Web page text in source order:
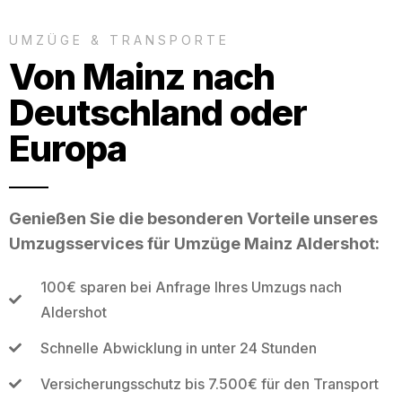
UMZÜGE & TRANSPORTE
Von Mainz nach
Deutschland oder
Europa
Genießen Sie die besonderen Vorteile unseres
Umzugsservices für Umzüge Mainz Aldershot:
100€ sparen bei Anfrage Ihres Umzugs nach
Aldershot
Schnelle Abwicklung in unter 24 Stunden
Versicherungsschutz bis 7.500€ für den Transport